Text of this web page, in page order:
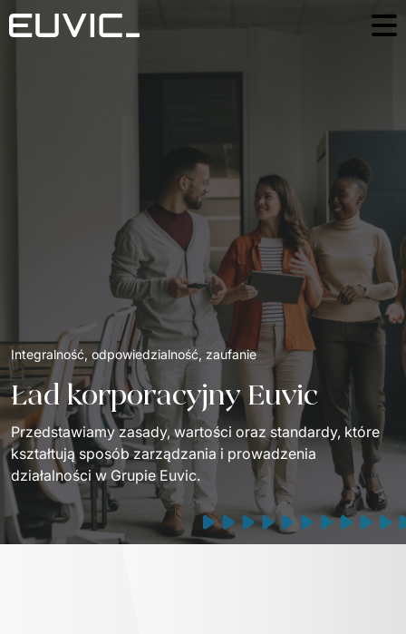
Integralność, odpowiedzialność, zaufanie
Ład korporacyjny Euvic
Przedstawiamy zasady, wartości oraz standardy, które
kształtują sposób zarządzania i prowadzenia
działalności w Grupie Euvic.